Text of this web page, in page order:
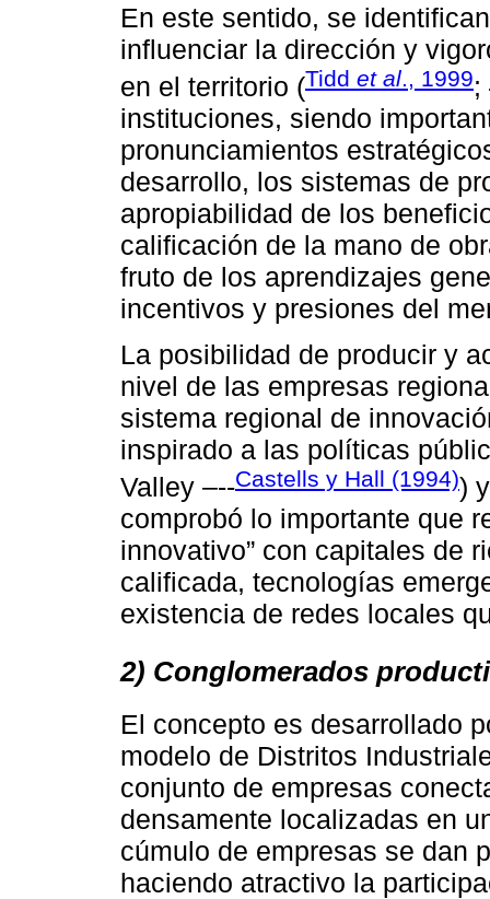
En este sentido, se
influenciar la dirección y
en el territorio (Tidd et al ., 1999;
instituciones, siendo
pronunciamientos
desarrollo, los sistemas de
apropiabilidad de los
calificación de la mano de
fruto de los aprendizajes
incentivos y presiones del
La posibilidad de producir y
nivel de las empresas
sistema regional de
inspirado a las políticas
Valley –--Castells y Hall (1994))
comprobó lo importante que
innovativo” con capitales de
calificada, tecnologías
existencia de redes locales
2) Conglomerados
El concepto es desarrollado
modelo de Distritos
conjunto de empresas
densamente localizadas en
cúmulo de empresas se dan
haciendo atractivo la